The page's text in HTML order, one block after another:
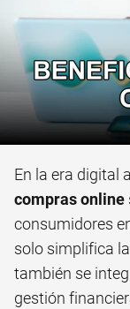
En la era digital
compras online
consumidores
solo simplifica
también se
gestión